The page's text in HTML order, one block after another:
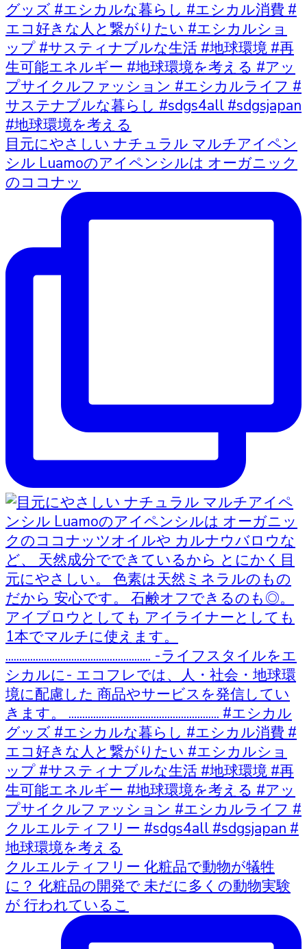
目元にやさしい ナチュラル マルチアイペン
シル Luamoのアイペンシルは オーガニック
のココナッ
クルエルティフリー 化粧品で動物が犠牲
に？ 化粧品の開発で 未だに多くの動物実験
が 行われているこ